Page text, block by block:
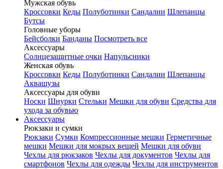
Мужская обувь
Кроссовки Кеды Полуботинки Сандалии Шлепанцы
Бутсы
Головные уборы
Бейсболки Банданы Посмотреть все
Аксессуары
Солнцезащитные очки Напульсники
Женская обувь
Кроссовки Кеды Полуботинки Сандалии Шлепанцы
Аквашузы
Аксессуары для обуви
Носки Шнурки Стельки Мешки для обуви Средства для
ухода за обувью
Аксессуары
Рюкзаки и сумки
Рюкзаки Сумки Компрессионные мешки Герметичные
мешки Мешки для мокрых вещей Мешки для обуви
Чехлы для рюкзаков Чехлы для документов Чехлы для
смартфонов Чехлы для одежды Чехлы для инструментов